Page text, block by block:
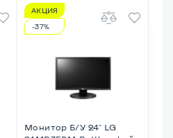
АКЦИЯ
-37%
Монитор Б/У 24" LG